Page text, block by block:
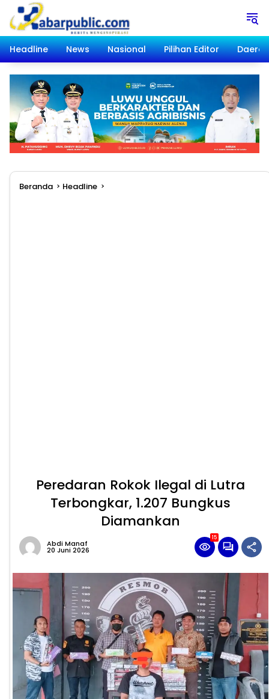
Langsung
konten
Headline
News Nasional Pilihan Editor Daerah
Beranda Headline
Peredaran Rokok Ilegal di Lutra
Terbongkar, 1.207 Bungkus
Diamankan
Abdi Manaf
20 Juni 2026
15